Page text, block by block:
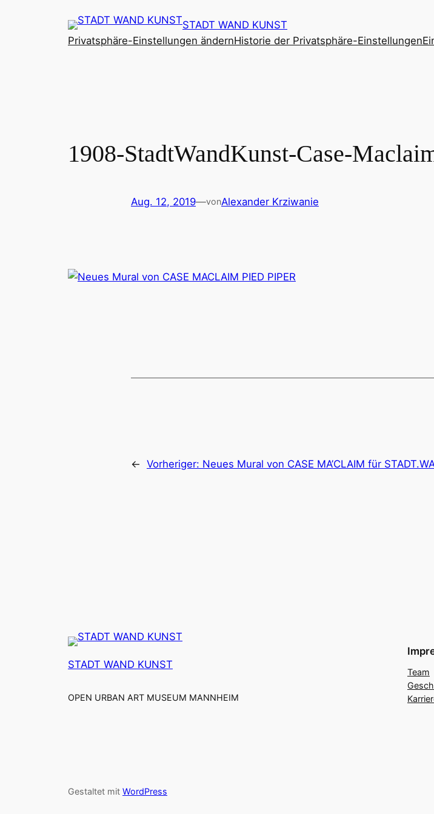
STADT WAND KUNST
Privatsphäre-Einstellungen ändernHistorie der Privatsphäre-Einstellungen
1908-StadtWandKunst-Case-
Aug. 12, 2019—vonAlexander Krziwanie
← Vorheriger: Neues Mural von CASE MA’CLAIM für
STADT WAND KUNST
OPEN URBAN ART MUSEUM MANNHEIM
Team
Gestaltet mit WordPress